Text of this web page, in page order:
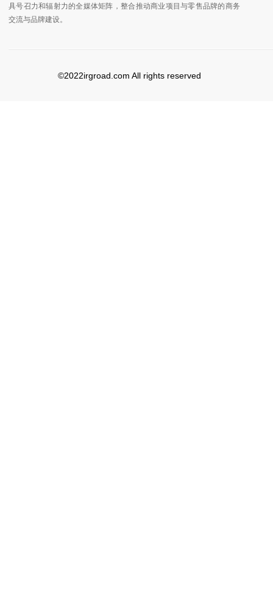
具号召力和辐射力的全媒体矩阵，整合推动商业项目与零售品牌的商务
交流与品牌建设。
©2022irgroad.com All rights reserved